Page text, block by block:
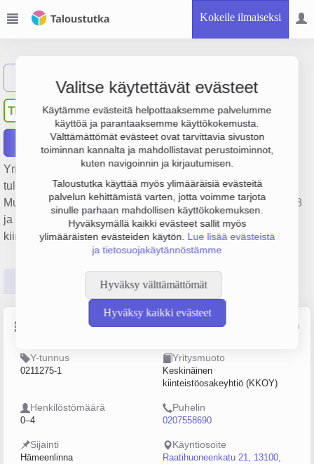
Kokeile ilmaiseksi
Valitse käytettävät evästeet
Käytämme evästeitä helpottaaksemme palvelumme
käyttöä ja parantaaksemme käyttökokemusta.
Välttämättömät evästeet ovat tarvittavia sivuston
toiminnan kannalta ja mahdollistavat perustoiminnot,
kuten navigoinnin ja kirjautumisen.
Taloustutka käyttää myös ylimääräisiä evästeitä
palvelun kehittämistä varten, jotta voimme tarjota
sinulle parhaan mahdollisen käyttökokemuksen.
Hyväksymällä kaikki evästeet sallit myös
ylimääräisten evästeiden käytön. Lue lisää evästeistä
ja tietosuojakäytännöstämme
Hyväksy välttämättömät
Hyväksy kaikki evästeet
TK Talo-Osakeyhtiö Keskiö
Raportit
Yrityksen Talo-Osakeyhtiö Keskiö liikevaihto on 431 000 €,
tulos -578 000 € ja henkilöstömäärä 1. Sen päätoimiala on
Muu kiinteistöjen vuokraus ja hallinta, perustamisvuosi 1978
ja sijainti Hämeenlinna. Yrityksen yhtiömuoto Keskinäinen
kiinteistöosakeyhtiö (KKOY).
Tilinpäätösluvut Päättäjätiedot
Lähde: YTJ, PRH, Traficom
Y-tunnus
0211275-1
Yritysmuoto
Keskinäinen
kiinteistöosakeyhtiö (KKOY)
Henkilöstömäärä
0–4
Puhelin
0207558690
Sijainti
Hämeenlinna
Käyntiosoite
Raatihuoneenkatu 21, 13100,